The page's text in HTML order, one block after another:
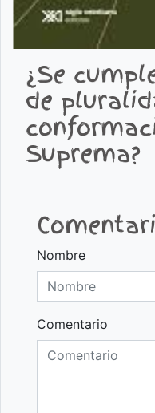
¿Se
de
Suprema?
Nombre
Comentario